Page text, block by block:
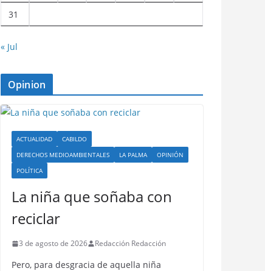
31
« Jul
Opinion
ACTUALIDAD
CABILDO
DERECHOS MEDIOAMBIENTALES
LA PALMA
OPINIÓN
POLÍTICA
La niña que soñaba con
reciclar
3 de agosto de 2026 Redacción Redacción
Pero, para desgracia de aquella niña